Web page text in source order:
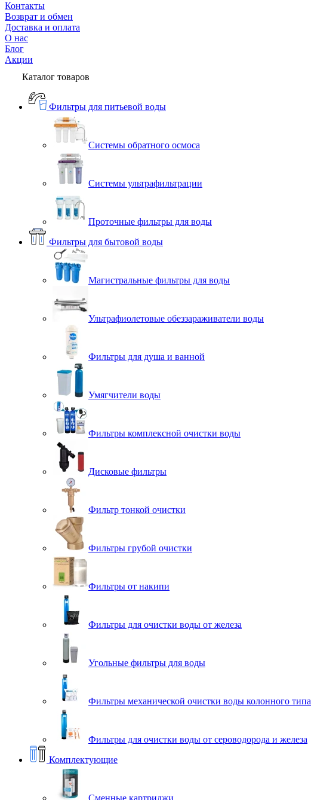
Контакты
Возврат и обмен
Доставка и оплата
О нас
Блог
Акции
Каталог товаров
Фильтры для питьевой воды
Системы обратного осмоса
Системы ультрафильтрации
Проточные фильтры для воды
Фильтры для бытовой воды
Магистральные фильтры для воды
Ультрафиолетовые обеззараживатели воды
Фильтры для душа и ванной
Умягчители воды
Фильтры комплексной очистки воды
Дисковые фильтры
Фильтр тонкой очистки
Фильтры грубой очистки
Фильтры от накипи
Фильтры для очистки воды от железа
Угольные фильтры для воды
Фильтры механической очистки воды колонного типа
Фильтры для очистки воды от сероводорода и железа
Комплектующие
Сменные картриджи